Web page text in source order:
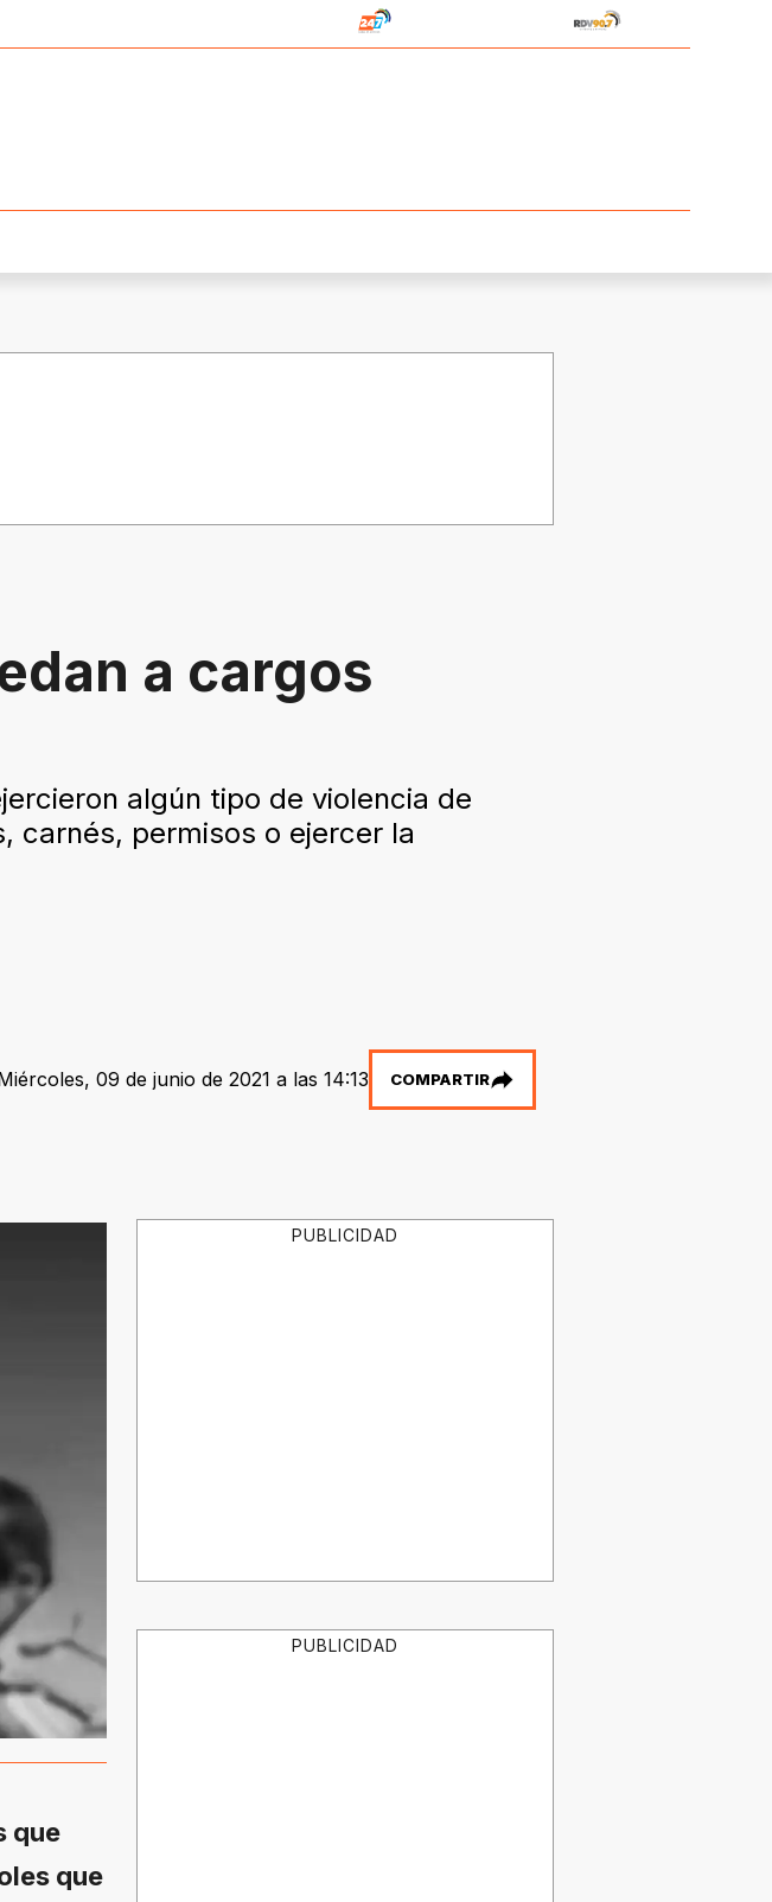
a cargos
algún tipo de violencia de
carnés, permisos o ejercer la
09 de junio de 2021 a las 14:13 COMPARTIR
que
que
PUBLICIDAD
PUBLICIDAD